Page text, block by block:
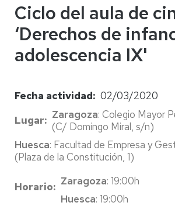
Ciclo del aula de
‘Derechos de
adolescencia IX'
Fecha actividad
02/03/2020
Lugar
Zaragoza: Colegio Mayor
(C/ Domingo Miral, s/n)
Huesca: Facultad de Empresa y
(Plaza de la Constitución, 1)
Horario Zaragoza: 19:00h
Huesca: 19:00h